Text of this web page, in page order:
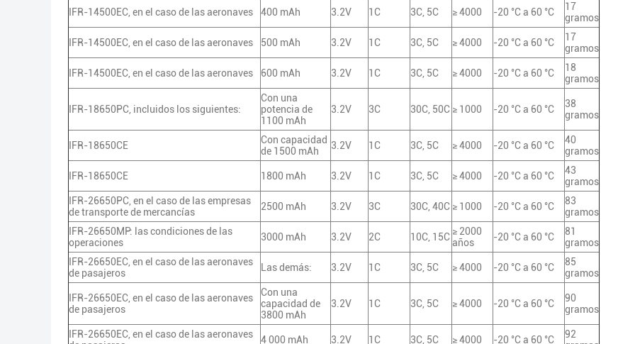
IFR-14500EC, en el caso de las aeronaves 400 mAh 3.2V 1C 3C, 5C ≥ 4000 -20 °C a 60 °C
17
gramos
IFR-14500EC, en el caso de las aeronaves 500 mAh 3.2V 1C 3C, 5C ≥ 4000 -20 °C a 60 °C
17
gramos
IFR-14500EC, en el caso de las aeronaves 600 mAh 3.2V 1C 3C, 5C ≥ 4000 -20 °C a 60 °C
18
gramos
IFR-18650PC, incluidos los siguientes:
Con una
potencia de
1100 mAh
3.2V 3C 30C, 50C ≥ 1000 -20 °C a 60 °C
38
gramos
IFR-18650CE
Con capacidad
de 1500 mAh
3.2V 1C 3C, 5C ≥ 4000 -20 °C a 60 °C
40
gramos
IFR-18650CE 1800 mAh 3.2V 1C 3C, 5C ≥ 4000 -20 °C a 60 °C
43
gramos
IFR-26650PC, en el caso de las empresas
de transporte de mercancías
2500 mAh 3.2V 3C 30C, 40C ≥ 1000 -20 °C a 60 °C
83
gramos
IFR-26650MP: las condiciones de las
operaciones
3000 mAh 3.2V 2C 10C, 15C ≥ 2000
años
-20 °C a 60 °C
81
gramos
IFR-26650EC, en el caso de las aeronaves
de pasajeros
Las demás: 3.2V 1C 3C, 5C ≥ 4000 -20 °C a 60 °C
85
gramos
IFR-26650EC, en el caso de las aeronaves
de pasajeros
Con una
capacidad de
3800 mAh
3.2V 1C 3C, 5C ≥ 4000 -20 °C a 60 °C
90
gramos
IFR-26650EC, en el caso de las aeronaves
4 000 mAh 3.2V 1C 3C, 5C ≥ 4000 -20 °C a 60 °C
92